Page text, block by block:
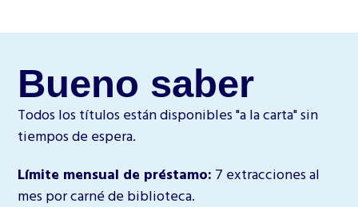
Bueno saber
Todos los títulos están disponibles "a la carta" sin
tiempos de espera.
Límite mensual de préstamo: 7 extracciones al
mes por carné de biblioteca.